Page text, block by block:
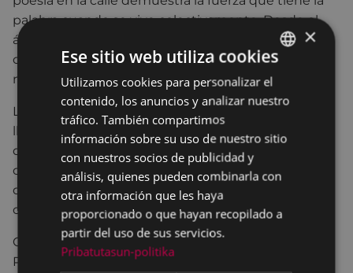
palabra cuando se vive colectivamente. Desde el
área de Cultura seguiremos apoyando con
convicción iniciativas que hacen de Eibar un lugar
más vivo y creativo».
La organización ha informado de que, en caso de
lluvia, la actividad se trasladará al espacio cubierto
de Errebal, garantizando así la celebración de una
cita que se ha convertido en una referencia para
quienes disfrutan de la poesía y de las expresiones
culturales en el espacio público.
Con trece ediciones a sus espaldas, la Velada
Poético-Musical vuelve a reivindicar la poesía como
BASQUE
SPANISH
×
Ese sitio web utiliza cookies
Utilizamos cookies para personalizar el
contenido, los anuncios y analizar nuestro
tráfico. También compartimos
información sobre su uso de nuestro sitio
con nuestros socios de publicidad y
análisis, quienes pueden combinarla con
otra información que les haya
proporcionado o que hayan recopilado a
partir del uso de sus servicios.
Pribatutasun-politika